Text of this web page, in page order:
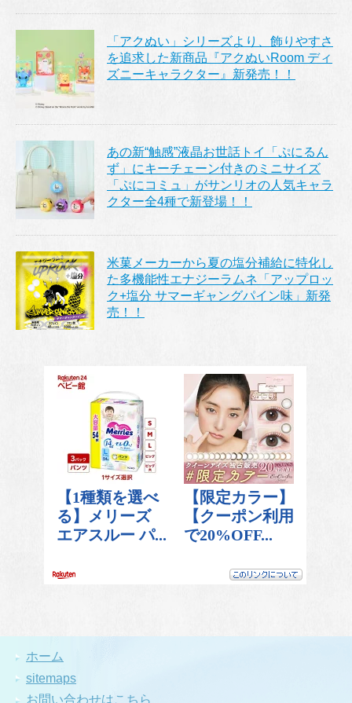
「アクぬい」シリーズより、飾りやすさ
を追求した新商品『アクぬいRoom ディ
ズニーキャラクター』新発売！！
あの新“触感”液晶お世話トイ「ぷにるん
ず」にキーチェーン付きのミニサイズ
「ぷにコミュ」がサンリオの人気キャラ
クター全4種で新登場！！
米菓メーカーから夏の塩分補給に特化し
た多機能性エナジーラムネ「アップロッ
ク+塩分 サマーギャングパイン味」新発
売！！
ホーム
sitemaps
お問い合わせはこちら